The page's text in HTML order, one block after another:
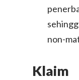
non-
Klaim